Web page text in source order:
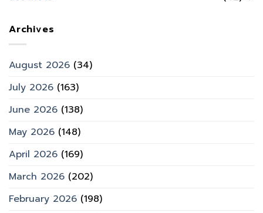
Archives
August 2026 (34)
July 2026 (163)
June 2026 (138)
May 2026 (148)
April 2026 (169)
March 2026 (202)
February 2026 (198)